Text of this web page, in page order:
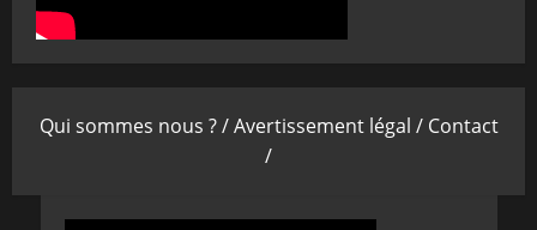
Qui sommes nous ? /Avertissement légal / Contact
/